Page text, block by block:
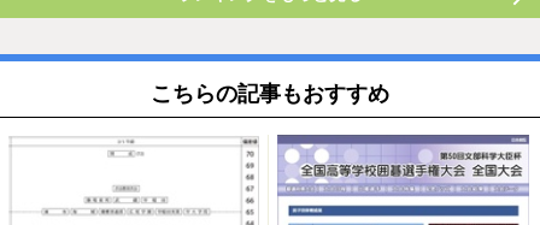
こちらの記事もおすすめ